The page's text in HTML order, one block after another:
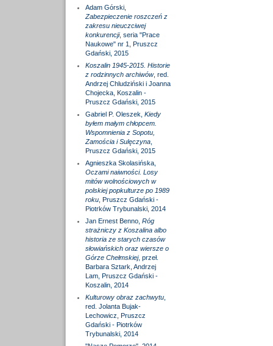
Adam Górski,
Zabezpieczenie roszczeń z
zakresu nieuczciwej
konkurencji, seria "Prace
Naukowe" nr 1, Pruszcz
Gdański, 2015
Koszalin 1945-2015. Historie
z rodzinnych archiwów, red.
Andrzej Chludziński i Joanna
Chojecka, Koszalin -
Pruszcz Gdański, 2015
Gabriel P. Oleszek, Kiedy
byłem małym chłopcem.
Wspomnienia z Sopotu,
Zamościa i Sulęczyna,
Pruszcz Gdański, 2015
Agnieszka Skolasińska,
Oczami naiwności. Losy
mitów wolnościowych w
polskiej popkulturze po 1989
roku, Pruszcz Gdański -
Piotrków Trybunalski, 2014
Jan Ernest Benno, Róg
strażniczy z Koszalina albo
historia ze starych czasów
słowiańskich oraz wiersze o
Górze Chełmskiej, przeł.
Barbara Sztark, Andrzej
Lam, Pruszcz Gdański -
Koszalin, 2014
Kulturowy obraz zachwytu,
red. Jolanta Bujak-
Lechowicz, Pruszcz
Gdański - Piotrków
Trybunalski, 2014